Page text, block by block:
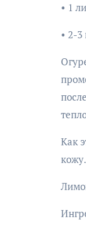
• 1
• 2-
Как
кожу.